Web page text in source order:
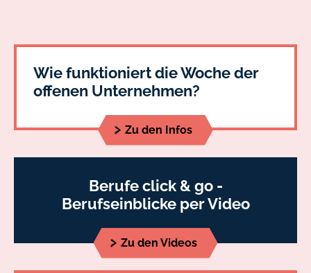
Wie funktioniert die Woche der
offenen Unternehmen?
Zu den Infos
Berufe click & go -
Berufseinblicke per Video
Zu den Videos